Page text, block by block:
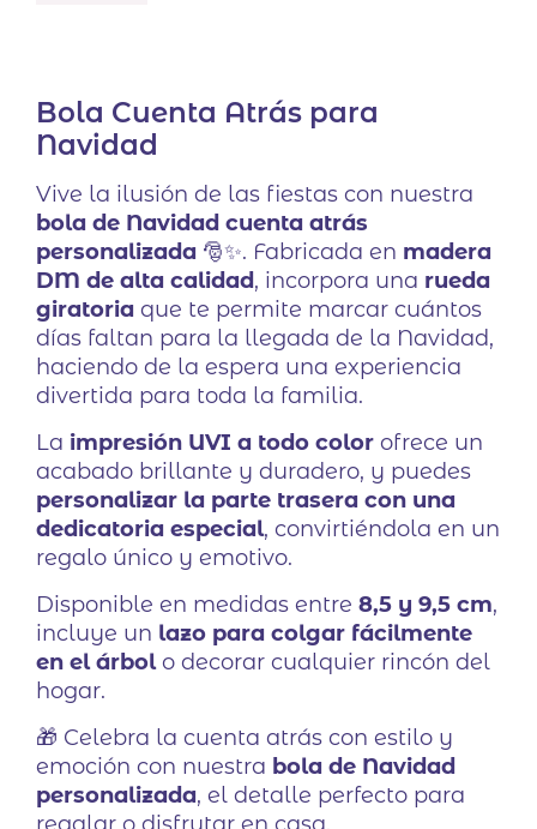
Bola Cuenta Atrás para
Navidad
Vive la ilusión de las fiestas con nuestra
bola de Navidad cuenta atrás
personalizada 🎅✨. Fabricada en madera
DM de alta calidad, incorpora una rueda
giratoria que te permite marcar cuántos
días faltan para la llegada de la Navidad,
haciendo de la espera una experiencia
divertida para toda la familia.
La impresión UVI a todo color ofrece un
acabado brillante y duradero, y puedes
personalizar la parte trasera con una
dedicatoria especial, convirtiéndola en un
regalo único y emotivo.
Disponible en medidas entre 8,5 y 9,5 cm,
incluye un lazo para colgar fácilmente
en el árbolo decorar cualquier rincón del
hogar.
🎁 Celebra la cuenta atrás con estilo y
emoción con nuestra bola de Navidad
personalizada, el detalle perfecto para